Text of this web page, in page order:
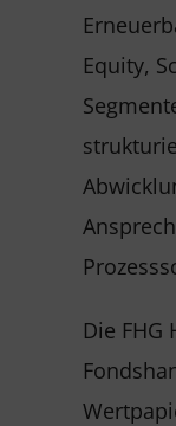
Equity,
Die FHG